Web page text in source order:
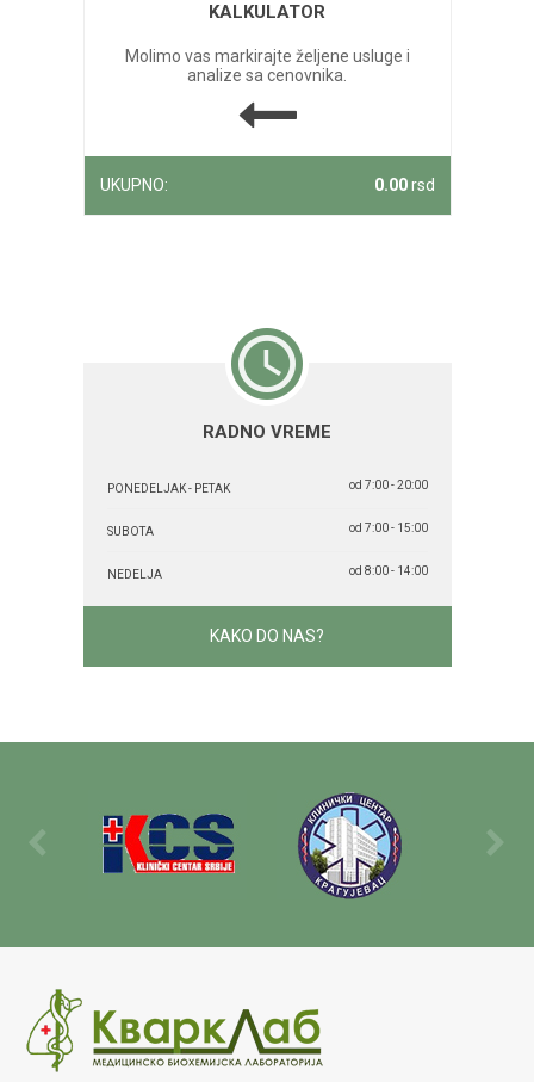
KALKULATOR
Molimo vas markirajte željene usluge i
analize sa cenovnika.
UKUPNO: 0.00rsd
RADNO VREME
PONEDELJAK - PETAK od 7:00 - 20:00
SUBOTA od 7:00 - 15:00
NEDELJA od 8:00 - 14:00
KAKO DO NAS?